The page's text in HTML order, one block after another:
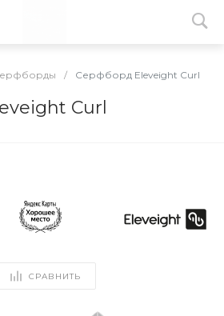
/ Серфборд Eleveight Curl
Curl
СРАВНИТЬ